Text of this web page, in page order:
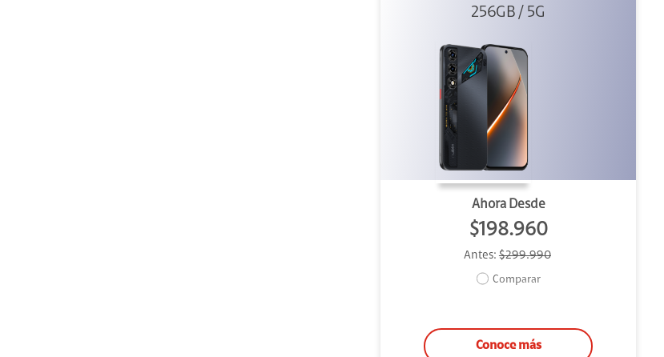
256GB / 5G
Ahora Desde
$198.960
Antes: $299.990
Comparar
Conoce más